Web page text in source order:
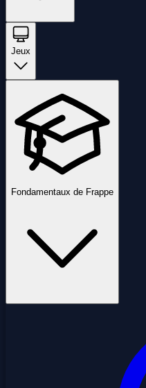
Jeux
Fondamentaux de Frappe